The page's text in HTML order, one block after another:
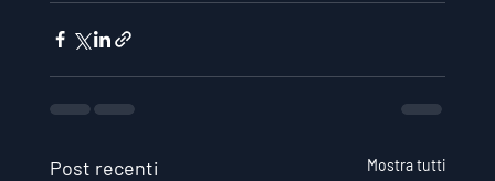
Post recenti Mostra tutti